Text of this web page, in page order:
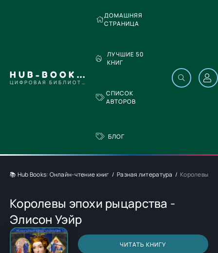
HUB-BOOKS.COM
ЦИФРОВАЯ БИБЛИОТЕКА
ДОМАШНЯЯ
СТРАНИЦА
ЛУЧШИЕ 50
КНИГ
СПИСОК
АВТОРОВ
БЛОГ
📚 Hub Books: Онлайн-чтение книг Разная литература Королевы
Королевы эпохи рыцарства -
Элисон Уэйр
ЧИТАТЬ КНИГУ